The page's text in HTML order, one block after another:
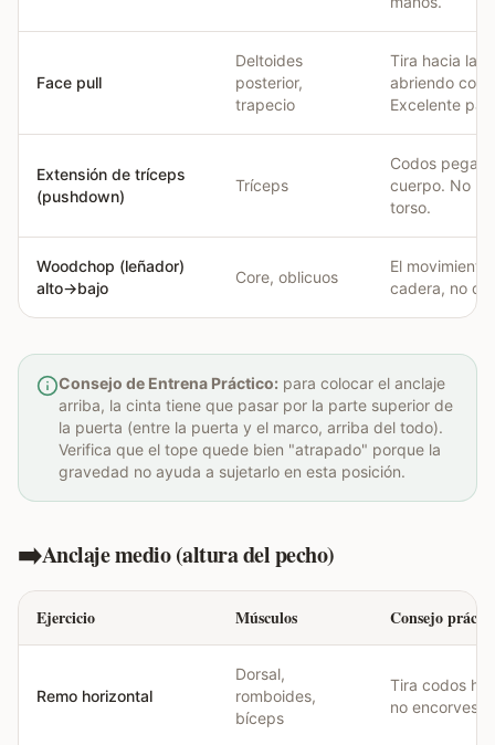
Face pull
Deltoides
posterior,
trapecio
Tira hacia la
abriendo
Excelente
Extensión de tríceps
(pushdown)
Tríceps
Codos
cuerpo. No
torso.
Woodchop (leñador)
alto→bajo
Core, oblicuos
El movimiento
cadera, no de
Consejo de Entrena Práctico: para colocar el anclaje
arriba, la cinta tiene que pasar por la parte superior de
la puerta (entre la puerta y el marco, arriba del todo).
Verifica que el tope quede bien "atrapado" porque la
gravedad no ayuda a sujetarlo en esta posición.
➡️Anclaje medio (altura del pecho)
Ejercicio Músculos Consejo
Remo horizontal
Dorsal,
romboides,
bíceps
Tira codos
no encorves